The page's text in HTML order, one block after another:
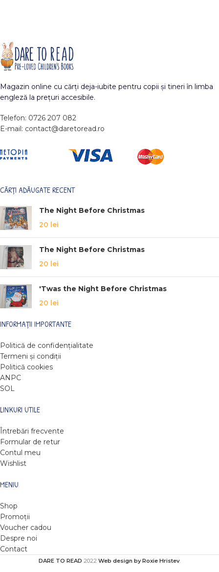
Magazin online cu cărți deja-iubite pentru copii și tineri în limba
engleză la prețuri accesibile.
Telefon: 0726 207 082
E-mail: contact@daretoread.ro
CĂRȚI ADĂUGATE RECENT
The Night Before Christmas
20 lei
The Night Before Christmas
20 lei
'Twas the Night Before Christmas
20 lei
INFORMAȚII IMPORTANTE
Politică de confidențialitate
Termeni și condiții
Politică cookies
ANPC
SOL
LINKURI UTILE
Întrebări frecvente
Formular de retur
Contul meu
Wishlist
MENIU
Shop
Promoții
Voucher cadou
Despre noi
Contact
DARE TO READ 2022 Web design by Roxie Hristev.